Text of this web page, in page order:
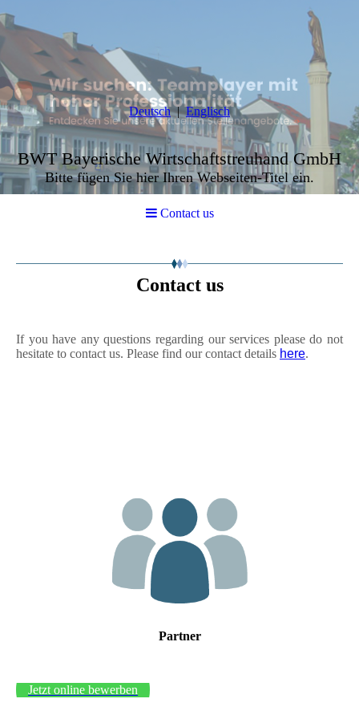
Deutsch Englisch
BWT Bayerische Wirtschaftstreuhand GmbH
Bitte fügen Sie hier Ihren Webseiten-Titel ein.
Contact us
Contact us
If you have any questions regarding our services please do not
hesitate to contact us. Please find our contact details here.
Partner
Jetzt online bewerben